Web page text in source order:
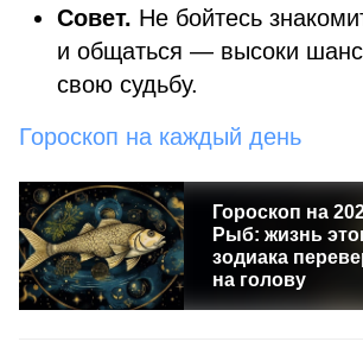
Совет. Не бойтесь
и общаться — высоки
свою судьбу.
Гороскоп на каждый день
Гороскоп на
Рыб: жизнь
зодиака
на голову